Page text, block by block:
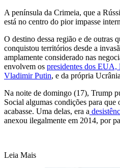
A península da Crimeia, que a
está no centro do pior impasse
O destino dessa região e de outras
conquistou territórios desde a
amplamente considerado nas
envolvem os presidentes dos EUA,
Vladimir Putin, e da própria
Na noite de domingo (17), Trump
Social algumas condições para
acabasse. Uma delas, era a
anexou ilegalmente em 2014, por
Leia Mais